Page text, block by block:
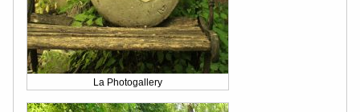
La Photogallery